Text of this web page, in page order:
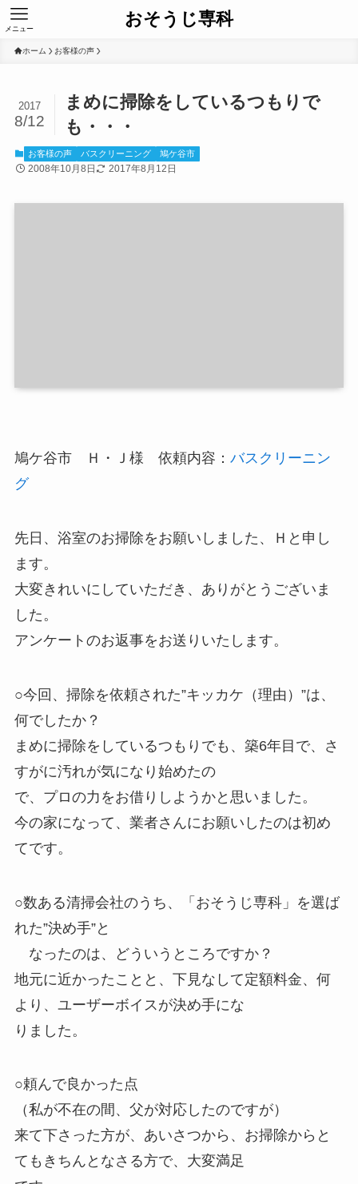
おそうじ専科
メニュー
ホーム お客様の声
まめに掃除をしているつもりで
も・・・
2017
8/12
お客様の声 バスクリーニング 鳩ケ谷市
2008年10月8日 2017年8月12日
鳩ケ谷市 Ｈ・Ｊ様 依頼内容： バスクリーニン
グ
先日、浴室のお掃除をお願いしました、Ｈと申し
ます。
大変きれいにしていただき、ありがとうございま
した。
アンケートのお返事をお送りいたします。
○今回、掃除を依頼された”キッカケ（理由）”は、
何でしたか？
まめに掃除をしているつもりでも、築6年目で、さ
すがに汚れが気になり始めたの
で、プロの力をお借りしようかと思いました。
今の家になって、業者さんにお願いしたのは初め
てです。
○数ある清掃会社のうち、「おそうじ専科」を選ば
れた”決め手”と
なったのは、どういうところですか？
地元に近かったことと、下見なして定額料金、何
より、ユーザーボイスが決め手にな
りました。
○頼んで良かった点
（私が不在の間、父が対応したのですが）
来て下さった方が、あいさつから、お掃除からと
てもきちんとなさる方で、大変満足